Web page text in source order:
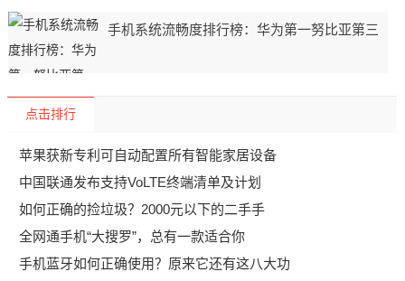
手机系统流畅度排行榜：华为第一努比亚第三
点击排行
苹果获新专利可自动配置所有智能家居设备
中国联通发布支持VoLTE终端清单及计划
如何正确的捡垃圾？2000元以下的二手手
全网通手机“大搜罗”，总有一款适合你
手机蓝牙如何正确使用？原来它还有这八大功